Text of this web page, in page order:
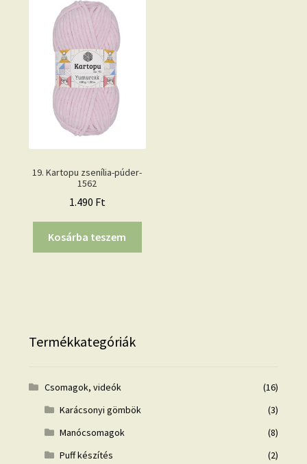
19. Kartopu zsenília-púder-
1562
1.490 Ft
Kosárba teszem
Termékkategóriák
Csomagok, videók
(16)
Karácsonyi gömbök
(3)
Manócsomagok
(8)
Puff készítés
(2)